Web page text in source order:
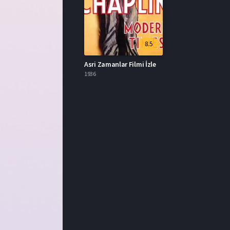
8.5
Asri Zamanlar Filmi İzle
1936